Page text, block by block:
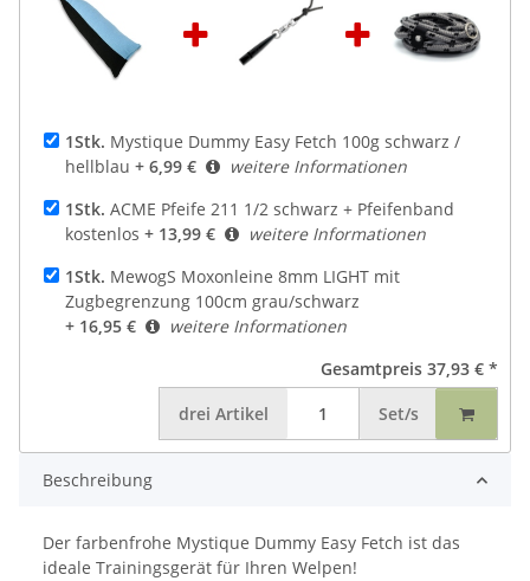
1Stk. Mystique Dummy Easy Fetch 100g schwarz /
hellblau + 6,99 €
weitere Informationen
1Stk. ACME Pfeife 211 1/2 schwarz + Pfeifenband
kostenlos + 13,99 €
weitere Informationen
1Stk. MewogS Moxonleine 8mm LIGHT mit
Zugbegrenzung 100cm grau/schwarz
+ 16,95 €
weitere Informationen
Gesamtpreis 37,93 € *
drei Artikel Set/s
Beschreibung
Der farbenfrohe Mystique Dummy Easy Fetch ist das
ideale Trainingsgerät für Ihren Welpen!